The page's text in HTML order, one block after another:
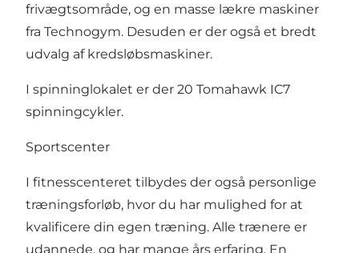
frivægtsområde, og en masse lækre maskiner
fra Technogym. Desuden er der også et bredt
udvalg af kredsløbsmaskiner.
I spinninglokalet er der 20 Tomahawk IC7
spinningcykler.
Sportscenter
I fitnesscenteret tilbydes der også personlige
træningsforløb, hvor du har mulighed for at
kvalificere din egen træning. Alle trænere er
udannede, og har mange års erfaring. En